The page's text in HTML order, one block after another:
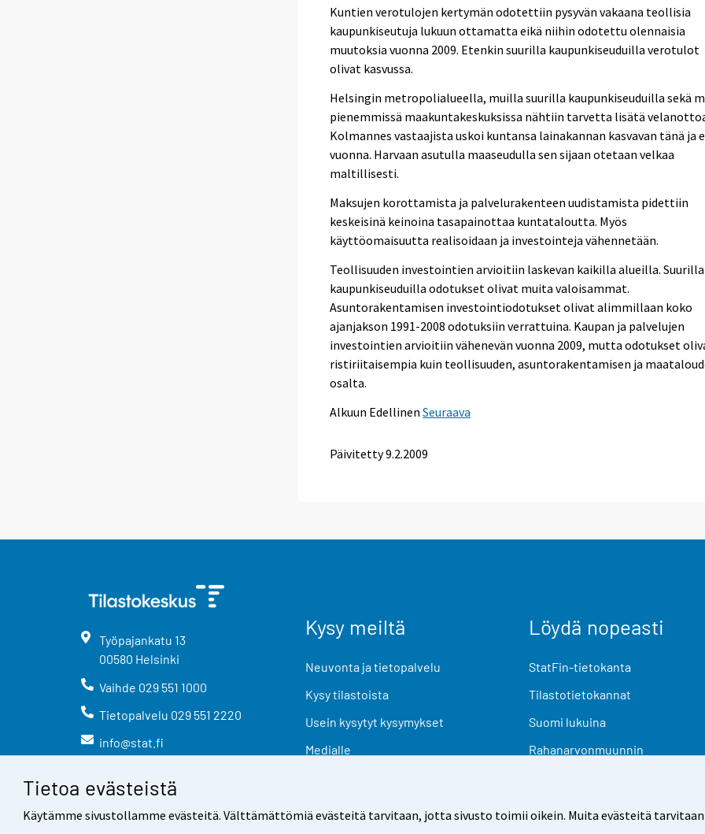
Tietoa evästeistä
Käytämme sivustollamme evästeitä. Välttämättömiä evästeitä tarvitaan, jotta sivusto toimii oikein. Muita evästeitä
Kuntien verotulojen kertymän odotettiin pysyvän vakaana teollisia
kaupunkiseutuja lukuun ottamatta eikä niihin odotettu olennaisia
muutoksia vuonna 2009. Etenkin suurilla kaupunkiseuduilla verotulot
olivat kasvussa.
Helsingin metropolialueella, muilla suurilla kaupunkiseuduilla sekä
pienemmissä maakuntakeskuksissa nähtiin tarvetta lisätä
Kolmannes vastaajista uskoi kuntansa lainakannan kasvavan tänä ja
vuonna. Harvaan asutulla maaseudulla sen sijaan otetaan velkaa
maltillisesti.
Maksujen korottamista ja palvelurakenteen uudistamista pidettiin
keskeisinä keinoina tasapainottaa kuntataloutta. Myös
käyttöomaisuutta realisoidaan ja investointeja vähennetään.
Teollisuuden investointien arvioitiin laskevan kaikilla alueilla. Suurilla
kaupunkiseuduilla odotukset olivat muita valoisammat.
Asuntorakentamisen investointiodotukset olivat alimmillaan koko
ajanjakson 1991-2008 odotuksiin verrattuina. Kaupan ja palvelujen
investointien arvioitiin vähenevän vuonna 2009, mutta odotukset
ristiriitaisempia kuin teollisuuden, asuntorakentamisen ja
osalta.
Alkuun Edellinen Seuraava
Päivitetty9.2.2009
Työpajankatu 13
00580 Helsinki
Vaihde 029 551 1000
Tietopalvelu 029 551 2220
info@stat.fi
Kysy meiltä
Neuvonta ja tietopalvelu
Kysy tilastoista
Usein kysytyt kysymykset
Medialle
Löydä nopeasti
StatFin-tietokanta
Tilastotietokannat
Suomi lukuina
Rahanarvonmuunnin